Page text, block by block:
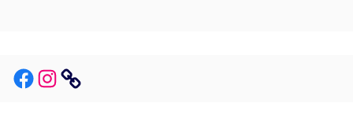
Facebook
Instagram
Link